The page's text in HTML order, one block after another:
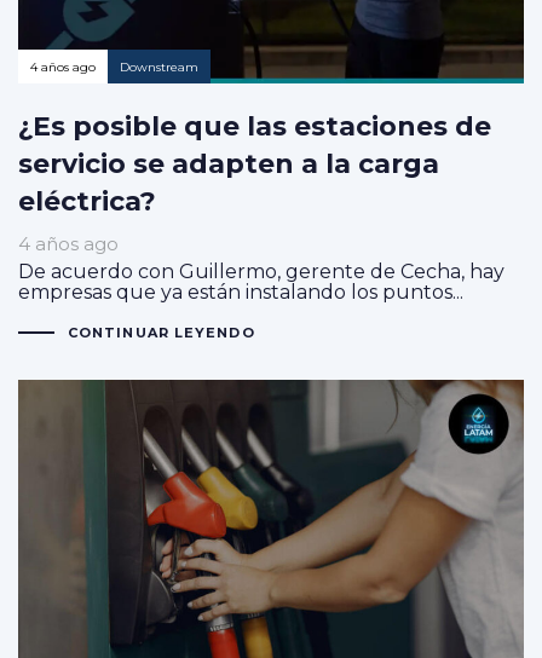
4 años ago Downstream
¿Es posible que las estaciones de
servicio se adapten a la carga
eléctrica?
4 años ago
De acuerdo con Guillermo, gerente de Cecha, hay
empresas que ya están instalando los puntos...
CONTINUAR LEYENDO